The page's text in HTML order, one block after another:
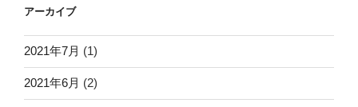
アーカイブ
2021年7月 (1)
2021年6月 (2)